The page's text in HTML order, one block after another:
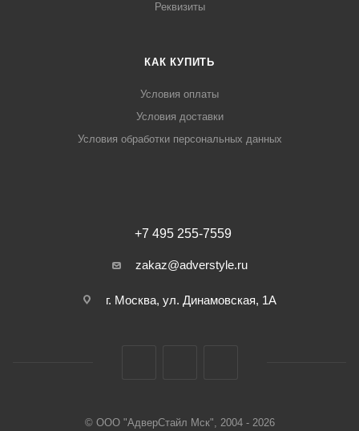
Реквизиты
КАК КУПИТЬ
Условия оплаты
Условия доставки
Условия обработки персональных данных
+7 495 255-7559
zakaz@adverstyle.ru
г. Москва, ул. Динамовская, 1А
© ООО "АдверСтайл Мск", 2004 - 2026